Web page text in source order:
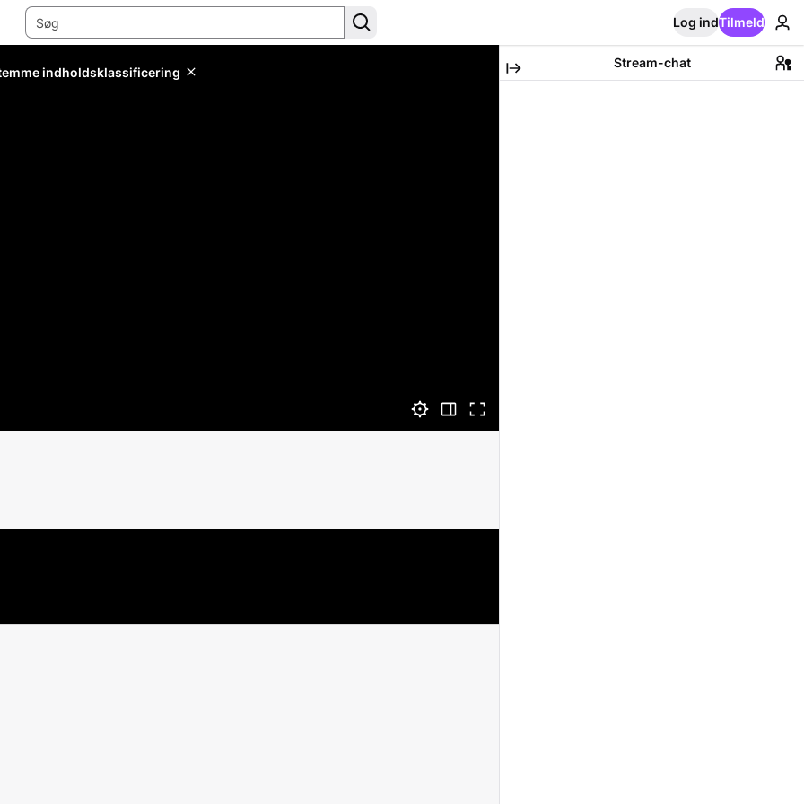
Log indTilmeld
indholdsklassificering
Stream-chat